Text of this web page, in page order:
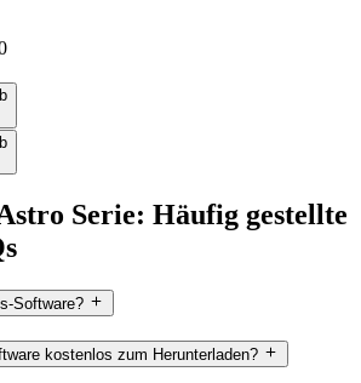
Serie: Häufig gestellte
Software?
kostenlos zum Herunterladen?